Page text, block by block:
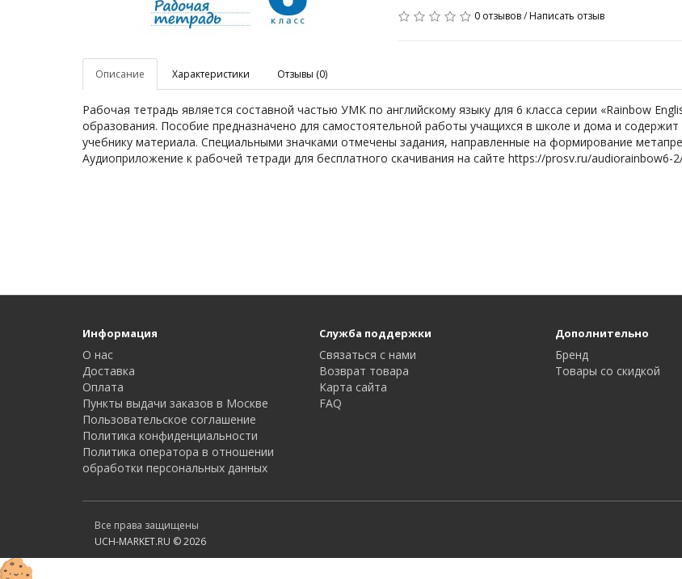
0 отзывов/Написать отзыв
Описание Характеристики Отзывы (0)
Рабочая тетрадь является составной частью УМК по английскому языку для 6 класса серии «Rainbow
образования. Пособие предназначено для самостоятельной работы учащихся в школе и дома и содержит
учебнику материала. Специальными значками отмечены задания, направленные на формирование
Аудиоприложение к рабочей тетради для бесплатного скачивания на сайте https://prosv.ru/audiorainbow6-
Информация
О нас
Доставка
Оплата
Пункты выдачи заказов в Москве
Пользовательское соглашение
Политика конфиденциальности
Политика оператора в отношении
обработки персональных данных
Служба поддержки
Связаться с нами
Возврат товара
Карта сайта
FAQ
Дополнительно
Бренд
Товары со скидкой
Все права защищены
UCH-MARKET.RU © 2026